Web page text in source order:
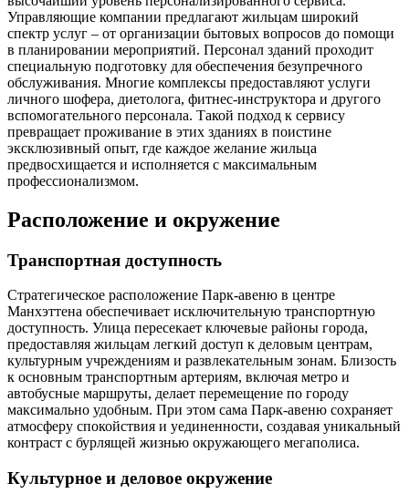
Управляющие компании предлагают жильцам широкий
спектр услуг – от организации бытовых вопросов до помощи
в планировании мероприятий. Персонал зданий проходит
специальную подготовку для обеспечения безупречного
обслуживания. Многие комплексы предоставляют услуги
личного шофера, диетолога, фитнес-инструктора и другого
вспомогательного персонала. Такой подход к сервису
превращает проживание в этих зданиях в поистине
эксклюзивный опыт, где каждое желание жильца
предвосхищается и исполняется с максимальным
профессионализмом.
Расположение и окружение
Транспортная доступность
Стратегическое расположение Парк-авеню в центре
Манхэттена обеспечивает исключительную транспортную
доступность. Улица пересекает ключевые районы города,
предоставляя жильцам легкий доступ к деловым центрам,
культурным учреждениям и развлекательным зонам. Близость
к основным транспортным артериям, включая метро и
автобусные маршруты, делает перемещение по городу
максимально удобным. При этом сама Парк-авеню сохраняет
атмосферу спокойствия и уединенности, создавая уникальный
контраст с бурлящей жизнью окружающего мегаполиса.
Культурное и деловое окружение